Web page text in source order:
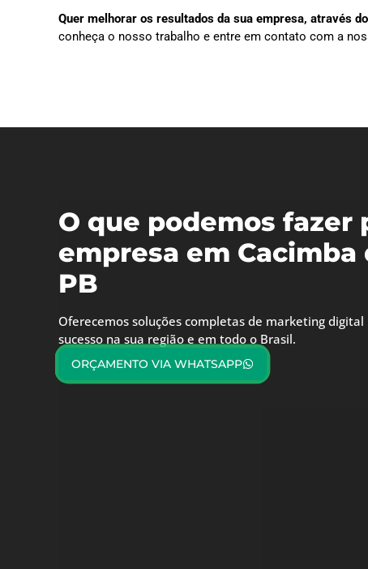
Quer melhorar os resultados da sua empresa, através
conheça o nosso trabalho e entre em contato com a
O que podemos fazer
empresa em Cacimba
PB
Oferecemos soluções completas de marketing
sucesso na sua região e em todo o Brasil.
ORÇAMENTO VIA WHATSAPP